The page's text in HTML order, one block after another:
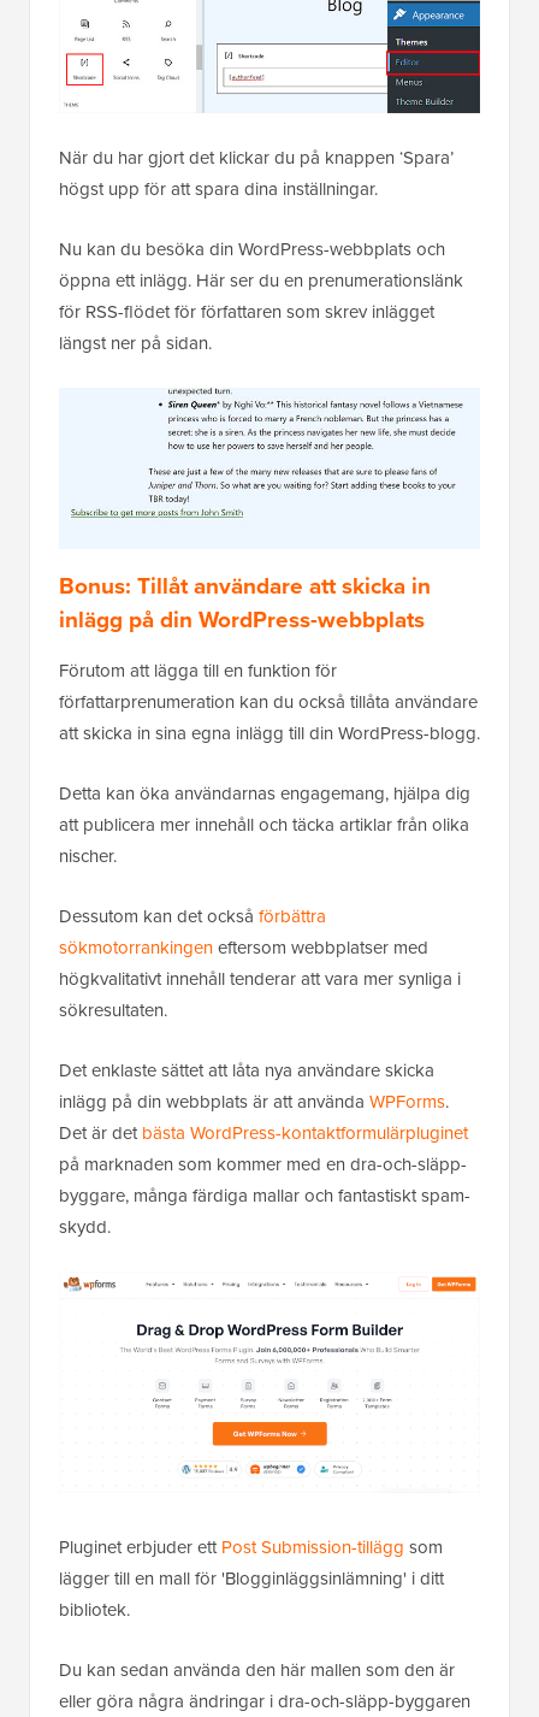
När du har gjort det klickar du på knappen ‘Spara’
högst upp för att spara dina inställningar.
Nu kan du besöka din WordPress-webbplats och
öppna ett inlägg. Här ser du en prenumerationslänk
för RSS-flödet för författaren som skrev inlägget
längst ner på sidan.
Bonus: Tillåt användare att skicka in
inlägg på din WordPress-webbplats
Förutom att lägga till en funktion för
författarprenumeration kan du också tillåta användare
att skicka in sina egna inlägg till din WordPress-blogg.
Detta kan öka användarnas engagemang, hjälpa dig
att publicera mer innehåll och täcka artiklar från olika
nischer.
Dessutom kan det också förbättra
sökmotorrankingeneftersom webbplatser med
högkvalitativt innehåll tenderar att vara mer synliga i
sökresultaten.
Det enklaste sättet att låta nya användare skicka
inlägg på din webbplats är att använda WPForms.
Det är detbästa WordPress-kontaktformulärpluginet
på marknaden som kommer med en dra-och-släpp-
byggare, många färdiga mallar och fantastiskt spam-
skydd.
Pluginet erbjuder ettPost Submission-tillägg som
lägger till en mall för 'Blogginläggsinlämning' i ditt
bibliotek.
Du kan sedan använda den här mallen som den är
eller göra några ändringar i dra-och-släpp-byggaren